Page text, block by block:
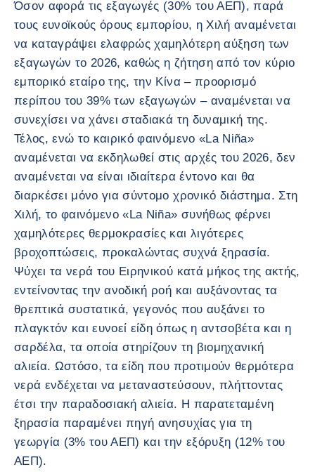
Όσον αφορά τις εξαγωγές (30% του ΑΕΠ), παρά
τους ευνοϊκούς όρους εμπορίου, η Χιλή αναμένεται
να καταγράψει ελαφρώς χαμηλότερη αύξηση των
εξαγωγών το 2026, καθώς η ζήτηση από τον κύριο
εμπορικό εταίρο της, την Κίνα – προορισμό
περίπου του 39% των εξαγωγών – αναμένεται να
συνεχίσει να χάνει σταδιακά τη δυναμική της.
Τέλος, ενώ το καιρικό φαινόμενο «La Niña»
αναμένεται να εκδηλωθεί στις αρχές του 2026, δεν
αναμένεται να είναι ιδιαίτερα έντονο και θα
διαρκέσει μόνο για σύντομο χρονικό διάστημα. Στη
Χιλή, το φαινόμενο «La Niña» συνήθως φέρνει
χαμηλότερες θερμοκρασίες και λιγότερες
βροχοπτώσεις, προκαλώντας συχνά ξηρασία.
Ψύχει τα νερά του Ειρηνικού κατά μήκος της ακτής,
εντείνοντας την ανοδική ροή και αυξάνοντας τα
θρεπτικά συστατικά, γεγονός που αυξάνει το
πλαγκτόν και ευνοεί είδη όπως η αντσοβέτα και η
σαρδέλα, τα οποία στηρίζουν τη βιομηχανική
αλιεία. Ωστόσο, τα είδη που προτιμούν θερμότερα
νερά ενδέχεται να μεταναστεύσουν, πλήττοντας
έτσι την παραδοσιακή αλιεία. Η παρατεταμένη
ξηρασία παραμένει πηγή ανησυχίας για τη
γεωργία (3% του ΑΕΠ) και την εξόρυξη (12% του
ΑΕΠ).